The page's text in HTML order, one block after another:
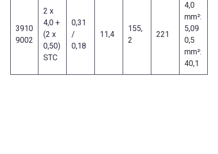
3910
9002
2 x
4,0 +
(2 x
0,50)
STC
0,31
/
0,18
11,4
155,
2
221
4,0
mm²:
5,09
0,5
mm²:
40,1